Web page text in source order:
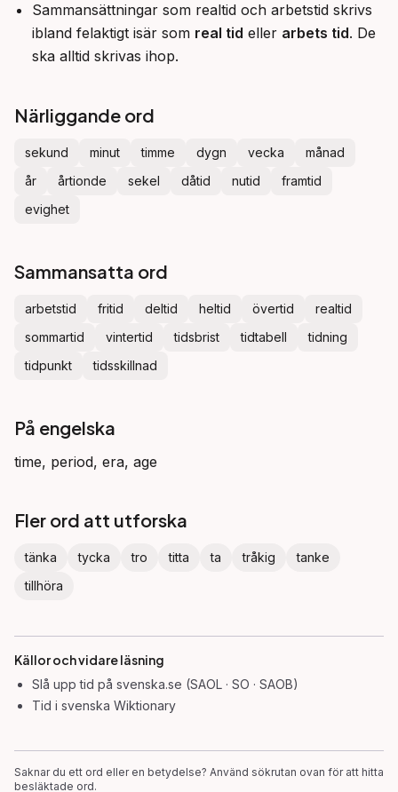
Sammansättningar som realtid och arbetstid skrivs
ibland felaktigt isär som real tid eller arbets tid. De
ska alltid skrivas ihop.
Närliggande ord
sekund minut timme dygn vecka
månad
år
årtionde sekel dåtid nutid
framtid
evighet
Sammansatta ord
arbetstid fritid deltid heltid övertid
realtid
sommartid
vintertid tidsbrist tidtabell
tidning
tidpunkt
tidsskillnad
På engelska
time, period, era, age
Fler ord att utforska
tänka tycka tro titta ta tråkig
tanke
tillhöra
Källor och vidare läsning
Slå upptid på svenska.se (SAOL · SO · SAOB)
Tid i svenska Wiktionary
Saknar du ett ord eller en betydelse? Använd sökrutan ovan för att hitta
besläktade ord.